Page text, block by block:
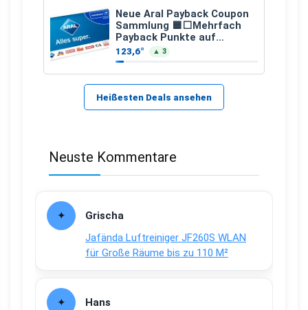
Neue Aral Payback Coupon
Sammlung 🟦⬜Mehrfach
Payback Punkte auf
Kraftstoffe und Erdgas
123,6° ▲ 3
Heißesten Deals ansehen
Neuste Kommentare
Grischa
Jafända Luftreiniger JF260S WLAN
für Große Räume bis zu 110 M²
Hans